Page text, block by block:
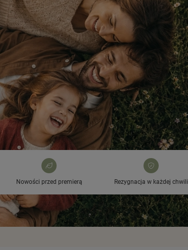
Nowości przed premierą Rezygnacja w każdej chwili